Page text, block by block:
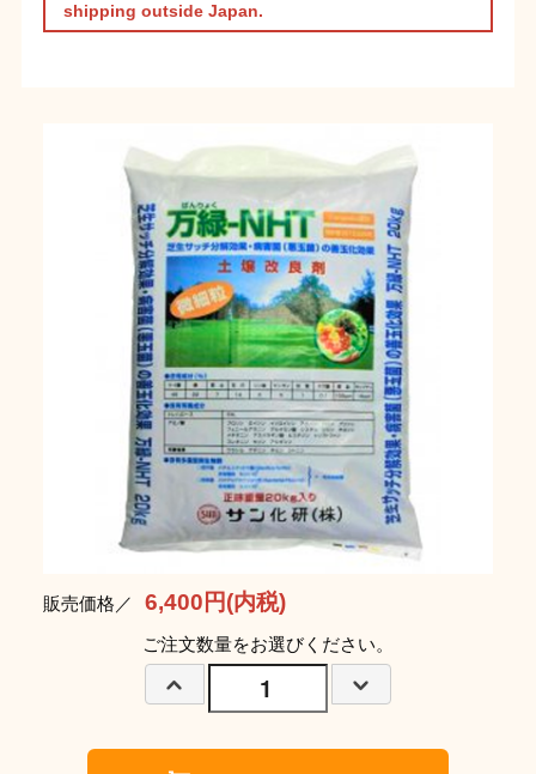
shipping outside Japan.
販売価格／ 6,400円(内税)
ご注文数量をお選びください。